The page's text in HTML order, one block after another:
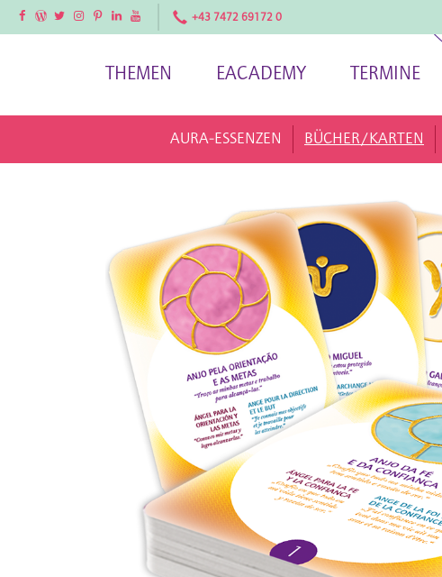
FacebookFacebookTwitterInstagramPinterestLinkedInYouTube +43 7472 69172 0
THEMEN EACADEMY TERMINE
AURA-ESSENZEN BÜCHER/KARTEN